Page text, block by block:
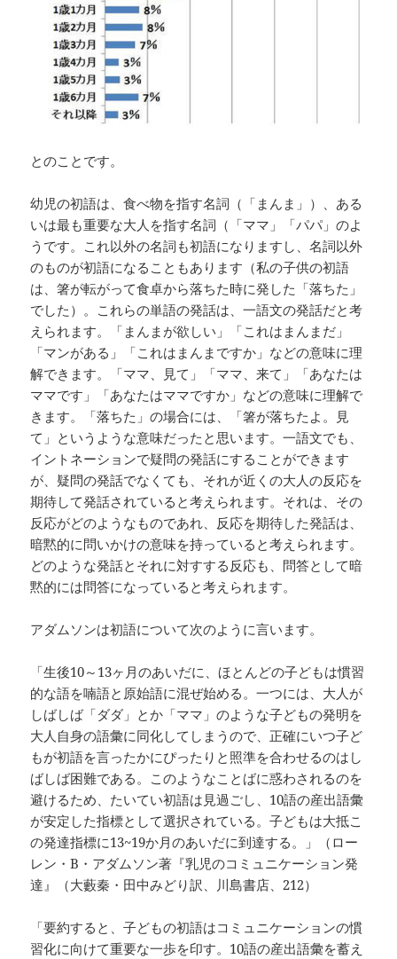
とのことです。
幼児の初語は、食べ物を指す名詞（「まんま」）、ある
いは最も重要な大人を指す名詞（「ママ」「パパ」のよ
うです。これ以外の名詞も初語になりますし、名詞以外
のものが初語になることもあります（私の子供の初語
は、箸が転がって食卓から落ちた時に発した「落ちた」
でした）。これらの単語の発話は、一語文の発話だと考
えられます。「まんまが欲しい」「これはまんまだ」
「マンがある」「これはまんまですか」などの意味に理
解できます。「ママ、見て」「ママ、来て」「あなたは
ママです」「あなたはママですか」などの意味に理解で
きます。「落ちた」の場合には、「箸が落ちたよ。見
て」というような意味だったと思います。一語文でも、
イントネーションで疑問の発話にすることができます
が、疑問の発話でなくても、それが近くの大人の反応を
期待して発話されていると考えられます。それは、その
反応がどのようなものであれ、反応を期待した発話は、
暗黙的に問いかけの意味を持っていると考えられます。
どのような発話とそれに対すする反応も、問答として暗
黙的には問答になっていると考えられます。
アダムソンは初語について次のように言います。
「生後10～13ヶ月のあいだに、ほとんどの子どもは慣習
的な語を喃語と原始語に混ぜ始める。一つには、大人が
しばしば「ダダ」とか「ママ」のような子どもの発明を
大人自身の語彙に同化してしまうので、正確にいつ子ど
もが初語を言ったかにぴったりと照準を合わせるのはし
ばしば困難である。このようなことばに惑わされるのを
避けるため、たいてい初語は見過ごし、10語の産出語彙
が安定した指標として選択されている。子どもは大抵こ
の発達指標に13~19か月のあいだに到達する。」（ロー
レン・B・アダムソン著『乳児のコミュニケーション発
達』（大藪秦・田中みどり訳、川島書店、212）
「要約すると、子どもの初語はコミュニケーションの慣
習化に向けて重要な一歩を印す。10語の産出語彙を蓄え